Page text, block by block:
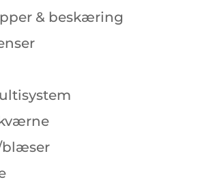
& beskæring
blæser